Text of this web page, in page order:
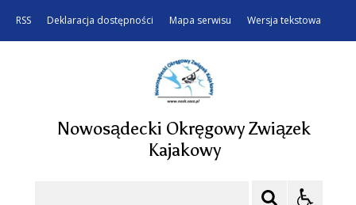
RSS Deklaracja dostępności Mapa serwisu Wersja tekstowa
Nowosądecki Okręgowy Związek
Kajakowy